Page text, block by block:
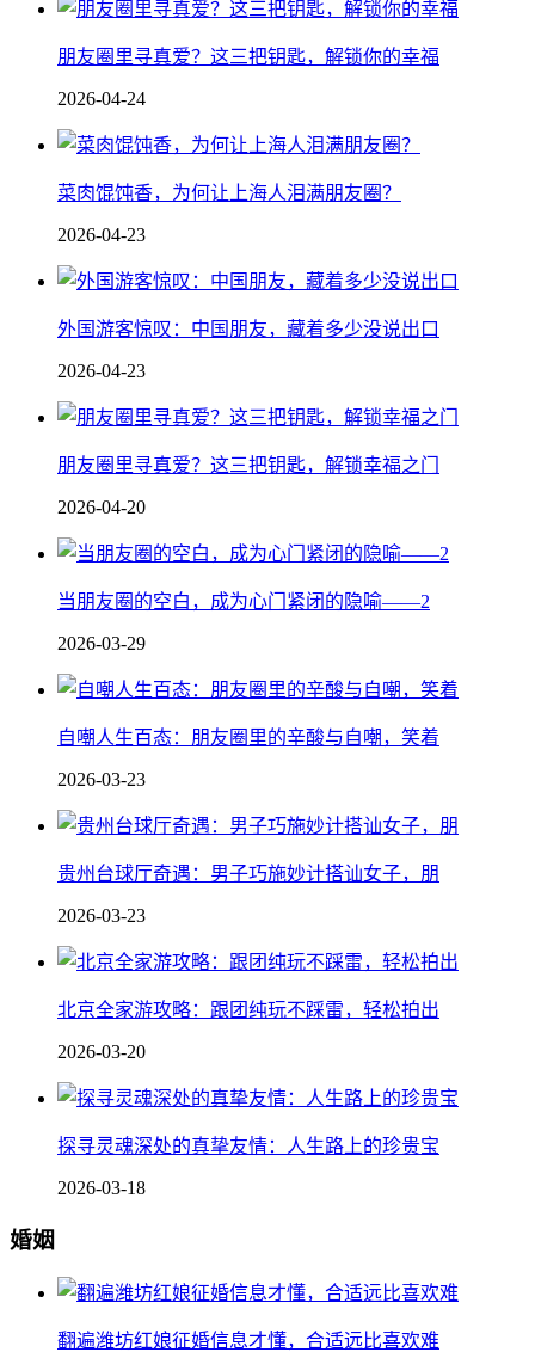
朋友圈里寻真爱？这三把钥匙，解锁你的幸福
2026-04-24
菜肉馄饨香，为何让上海人泪满朋友圈？
2026-04-23
外国游客惊叹：中国朋友，藏着多少没说出口
2026-04-23
朋友圈里寻真爱？这三把钥匙，解锁幸福之门
2026-04-20
当朋友圈的空白，成为心门紧闭的隐喻——2
2026-03-29
自嘲人生百态：朋友圈里的辛酸与自嘲，笑着
2026-03-23
贵州台球厅奇遇：男子巧施妙计搭讪女子，朋
2026-03-23
北京全家游攻略：跟团纯玩不踩雷，轻松拍出
2026-03-20
探寻灵魂深处的真挚友情：人生路上的珍贵宝
2026-03-18
婚姻
翻遍潍坊红娘征婚信息才懂，合适远比喜欢难